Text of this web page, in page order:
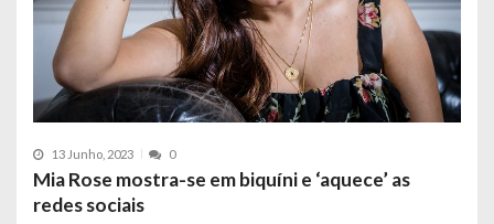
13 Junho, 2023 0
Mia Rose mostra-se em biquíni e ‘aquece’ as
redes sociais